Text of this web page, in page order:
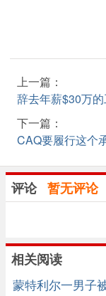
上一篇：
辞去年薪$30万的
下一篇：
CAQ要履行这个
评论 暂无评论
相关阅读
蒙特利尔一男子